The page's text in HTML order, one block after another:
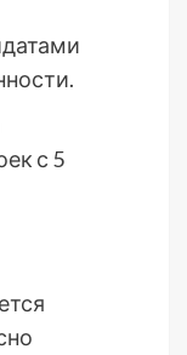
с 5